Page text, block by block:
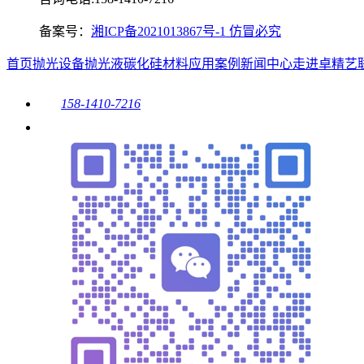
备案号： 湘ICP备2021013867号-1 仿冒必究
首页抛光设备抛光液碳化硅材料应用案例 新闻中心走进卓精艺
158-1410-7216